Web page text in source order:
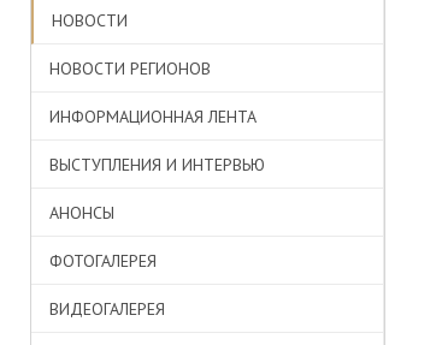
НОВОСТИ
НОВОСТИ РЕГИОНОВ
ИНФОРМАЦИОННАЯ ЛЕНТА
ВЫСТУПЛЕНИЯ И ИНТЕРВЬЮ
АНОНСЫ
ФОТОГАЛЕРЕЯ
ВИДЕОГАЛЕРЕЯ